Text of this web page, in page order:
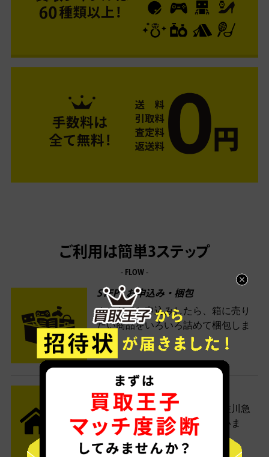
ご利用は簡単3ステップ
- FLOW -
STEP1 お申込み・梱包
ネットでお申込みしたら、箱に売り
たい商品をいろいろ詰めて梱包しま
す。
STEP2 発送
送料無料でご自宅から発送！佐川急
便がご自宅まで引き取りに伺いま
す。